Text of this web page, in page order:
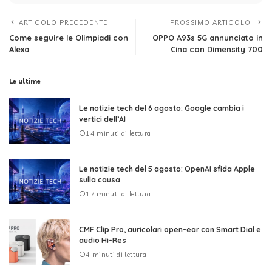
ARTICOLO PRECEDENTE
Come seguire le Olimpiadi con
Alexa
PROSSIMO ARTICOLO
OPPO A93s 5G annunciato in
Cina con Dimensity 700
Le ultime
Le notizie tech del 6 agosto: Google cambia i
vertici dell’AI
14 minuti di lettura
Le notizie tech del 5 agosto: OpenAI sfida Apple
sulla causa
17 minuti di lettura
CMF Clip Pro, auricolari open-ear con Smart Dial e
audio Hi-Res
4 minuti di lettura